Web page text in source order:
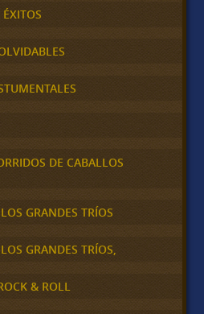
DE CABALLOS
GRANDES TRÍOS
GRANDES TRÍOS,
& ROLL